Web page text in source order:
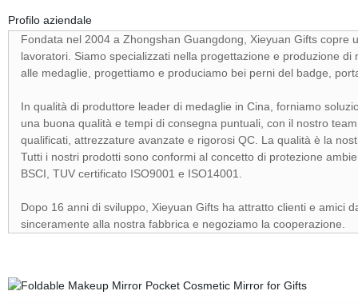
Profilo aziendale
Fondata nel 2004 a Zhongshan Guangdong, Xieyuan Gifts
lavoratori. Siamo specializzati nella progettazione e produzione
alle medaglie, progettiamo e produciamo bei perni del badge,
In qualità di produttore leader di medaglie in Cina, forniamo
una buona qualità e tempi di consegna puntuali, con il nostro
qualificati, attrezzature avanzate e rigorosi QC. La qualità è la
Tutti i nostri prodotti sono conformi al concetto di protezione
BSCI, TUV certificato ISO9001 e ISO14001.
Dopo 16 anni di sviluppo, Xieyuan Gifts ha attratto clienti e amici
sinceramente alla nostra fabbrica e negoziamo la cooperazione.